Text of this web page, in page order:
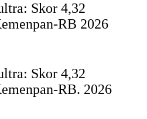
Skor 4,32
RB 2026
Skor 4,32
RB. 2026